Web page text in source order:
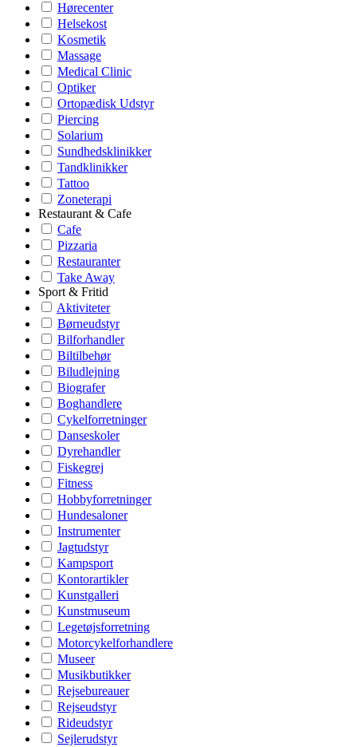
Hørecenter
Helsekost
Kosmetik
Massage
Medical Clinic
Optiker
Ortopædisk Udstyr
Piercing
Solarium
Sundhedsklinikker
Tandklinikker
Tattoo
Zoneterapi
Restaurant & Cafe
Cafe
Pizzaria
Restauranter
Take Away
Sport & Fritid
Aktiviteter
Børneudstyr
Bilforhandler
Biltilbehør
Biludlejning
Biografer
Boghandlere
Cykelforretninger
Danseskoler
Dyrehandler
Fiskegrej
Fitness
Hobbyforretninger
Hundesaloner
Instrumenter
Jagtudstyr
Kampsport
Kontorartikler
Kunstgalleri
Kunstmuseum
Legetøjsforretning
Motorcykelforhandlere
Museer
Musikbutikker
Rejsebureauer
Rejseudstyr
Rideudstyr
Sejlerudstyr